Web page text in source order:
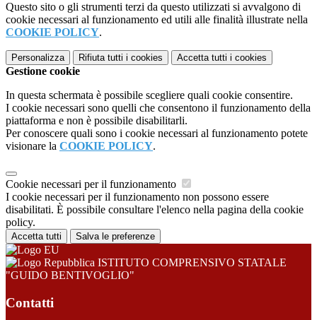
Questo sito o gli strumenti terzi da questo utilizzati si avvalgono di
cookie necessari al funzionamento ed utili alle finalità illustrate nella
COOKIE POLICY.
Personalizza Rifiuta tutti i cookies Accetta tutti i cookies
Gestione cookie
In questa schermata è possibile scegliere quali cookie consentire.
I cookie necessari sono quelli che consentono il funzionamento della
piattaforma e non è possibile disabilitarli.
Per conoscere quali sono i cookie necessari al funzionamento potete
visionare la COOKIE POLICY.
Cookie necessari per il funzionamento
I cookie necessari per il funzionamento non possono essere
disabilitati. È possibile consultare l'elenco nella pagina della cookie
policy.
Accetta tutti Salva le preferenze
ISTITUTO COMPRENSIVO STATALE
"GUIDO BENTIVOGLIO"
Contatti